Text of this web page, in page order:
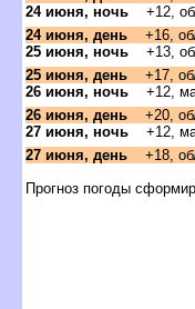
24 июня, ночь +12,
24 июня, день +16,
25 июня, ночь +13,
25 июня, день +17,
26 июня, ночь +12,
26 июня, день +20,
27 июня, ночь +12,
27 июня, день +18,
Прогноз погоды